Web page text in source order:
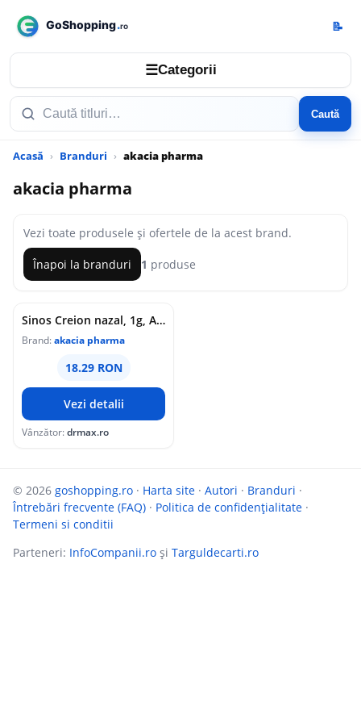
☰Categorii
Caută
📝
Acasă Branduri akacia pharma
akacia pharma
Vezi toate produsele și ofertele de la acest brand.
Înapoi la branduri 1 produse
Sinos Creion nazal, 1g, Akacia Pharma
Brand:akacia pharma
18.29 RON
Vezi detalii
Vânzător:drmax.ro
© 2026 goshopping.ro · Harta site · Autori · Branduri ·
Întrebări frecvente (FAQ) · Politica de confidențialitate ·
Termeni si conditii
Parteneri: InfoCompanii.ro și Targuldecarti.ro